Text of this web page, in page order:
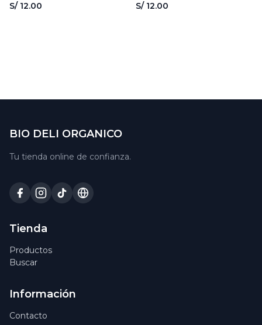
S/ 12.00
S/ 12.00
BIO DELI ORGANICO
Tu tienda online de confianza.
Tienda
Productos
Buscar
Información
Contacto